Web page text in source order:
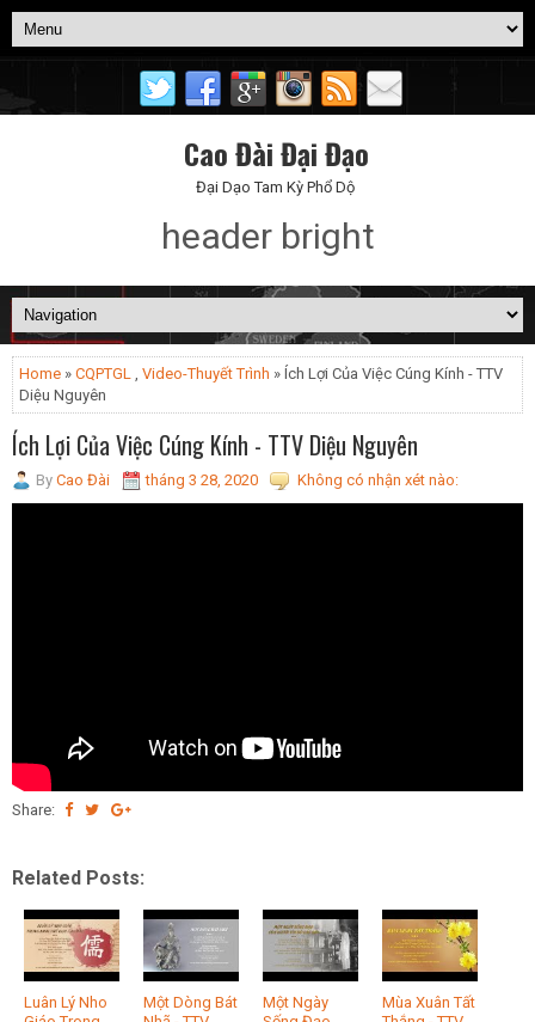
Cao Đài Đại Đạo
Đại Dạo Tam Kỳ Phổ Dộ
header bright
Home » CQPTGL , Video-Thuyết Trình » Ích Lợi Của Việc Cúng Kính - TTV
Diệu Nguyên
Ích Lợi Của Việc Cúng Kính - TTV Diệu Nguyên
By Cao Đài tháng 3 28, 2020 Không có nhận xét nào:
Share:
Related Posts:
Luân Lý Nho
Một Dòng Bát
Một Ngày
Mùa Xuân Tất